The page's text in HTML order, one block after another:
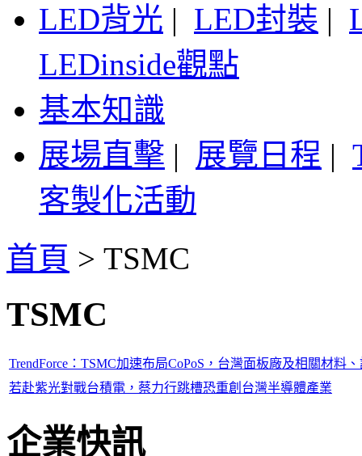
LED背光 | LED封裝 |
LEDinside觀點
基本知識
展場直擊 | 展覽日程 |
客製化活動
首頁 > TSMC
TSMC
TrendForce：TSMC加速布局CoPoS，台灣面板廠及相關材料
若赴紫光對戰台積電，蔡力行跳槽恐重創台灣半導體產業
企業快訊